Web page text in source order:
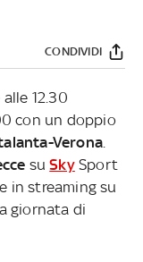
CONDIVIDI
12.30
con un doppio
Verona
suSkySport
in streaming su
giornata di